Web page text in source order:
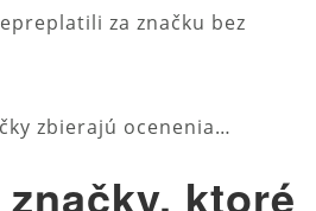
za značku bez
zbierajú ocenenia…
ktoré